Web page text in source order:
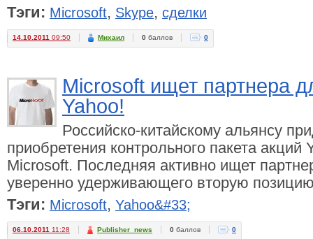
Тэги: Microsoft, Skype, сделки
14.10.2011 09:50 Михаил 0 баллов 0
Microsoft ищет партнера
Yahoo!
Российско-китайскому альянсу
приобретения контрольного пакета акций
Microsoft. Последняя активно ищет
уверенно удерживающего вторую
Тэги: Microsoft, Yahoo&#33;
06.10.2011 11:28 Publisher_news 0 баллов 0